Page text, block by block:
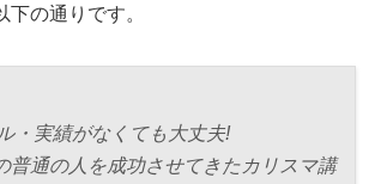
下の通りです。
・実績がなくても大丈夫!
普通の人を成功させてきたカリスマ講